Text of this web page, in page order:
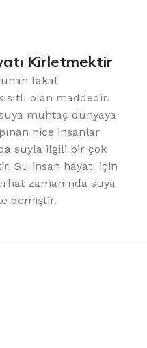
Kirletmektir
fakat
olan maddedir.
muhtaç dünyaya
nice insanlar
suyla ilgili bir çok
Su insan hayatı için
zamanında suya
demiştir.